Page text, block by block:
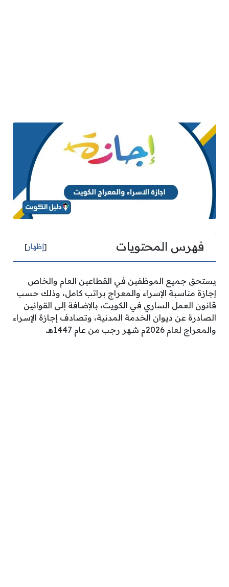
فهرس المحتويات [إظهار]
يستحق جميع الموظفين في القطاعين العام والخاص
إجازة مناسبة الإسراء والمعراج براتب كامل، وذلك حسب
قانون العمل الساري في الكويت، بالإضافة إلى القوانين
الصادرة عن ديوان الخدمة المدنية، وتصادف إجازة الإسراء
والمعراج لعام 2026م شهر رجب من عام 1447هـ.